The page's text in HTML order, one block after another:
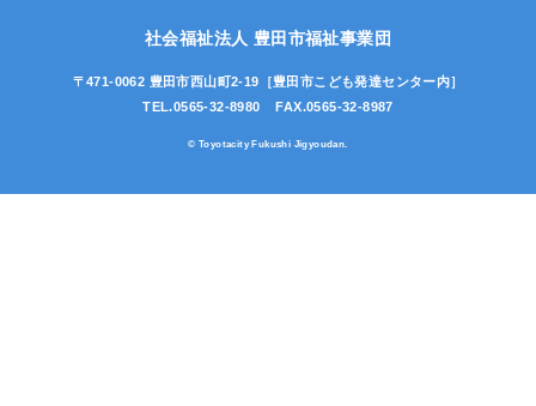
社会福祉法人 豊田市福祉事業団
〒471-0062 豊田市西山町2-19 ［豊田市こども発達センター内］
TEL.0565-32-8980
FAX.0565-32-8987
© Toyotacity Fukushi Jigyoudan.